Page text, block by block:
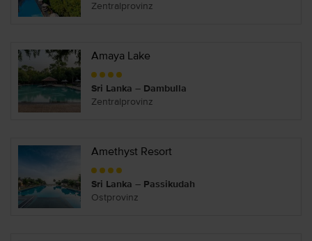
Zentralprovinz
Amaya Lake
Sri Lanka – Dambulla
Zentralprovinz
Amethyst Resort
Sri Lanka – Passikudah
Ostprovinz